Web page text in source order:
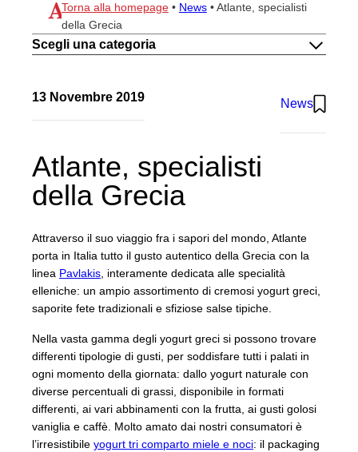
IL METODO
IMPEGNO
CARRIERE
Torna alla homepage• News•Atlante, specialisti
della Grecia
Scegli una categoria
13 Novembre 2019 News
Atlante, specialisti
della Grecia
Attraverso il suo viaggio fra i sapori del mondo, Atlante
porta in Italia tutto il gusto autentico della Grecia con la
linea Pavlakis , interamente dedicata alle specialità
elleniche: un ampio assortimento di cremosi yogurt greci,
saporite fete tradizionali e sfiziose salse tipiche.
Nella vasta gamma degli yogurt greci si possono trovare
differenti tipologie di gusti, per soddisfare tutti i palati in
ogni momento della giornata: dallo yogurt naturale con
diverse percentuali di grassi, disponibile in formati
differenti, ai vari abbinamenti con la frutta, ai gusti golosi
vaniglia e caffè. Molto amato dai nostri consumatori è
l’irresistibile yogurt tri comparto miele e noci: il packaging